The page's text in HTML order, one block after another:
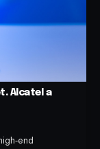
Alcatel a
end